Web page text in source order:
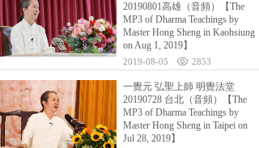
20190801高雄（音頻）【The
MP3 of Dharma Teachings by
Master Hong Sheng in Kaohsiung
on Aug 1, 2019】
2019-08-05 2853
一覺元 弘聖上師 明覺法堂
20190728 台北（音頻）【The
MP3 of Dharma Teachings by
Master Hong Sheng in Taipei on
Jul 28, 2019】